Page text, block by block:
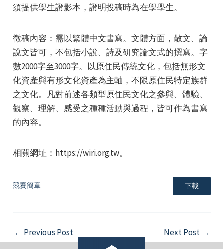
須提供學生證影本，證明投稿時為在學學生。
徵稿內容：需以繁體中文書寫。文體方面，散文、論
說文皆可，不包括小說、詩及研究論文式的撰寫。字
數2000字至3000字。以原住民傳統文化，包括無形文
化資產與有形文化資產為主軸，不限原住民特定族群
之文化。凡對前述各類型原住民文化之參與、體驗、
觀察、理解、感受之種種活動與過程，皆可作為書寫
的內容。
相關網址：https://wiri.org.tw。
競賽簡章 下載
Post
navigation
← Previous Post Next Post →